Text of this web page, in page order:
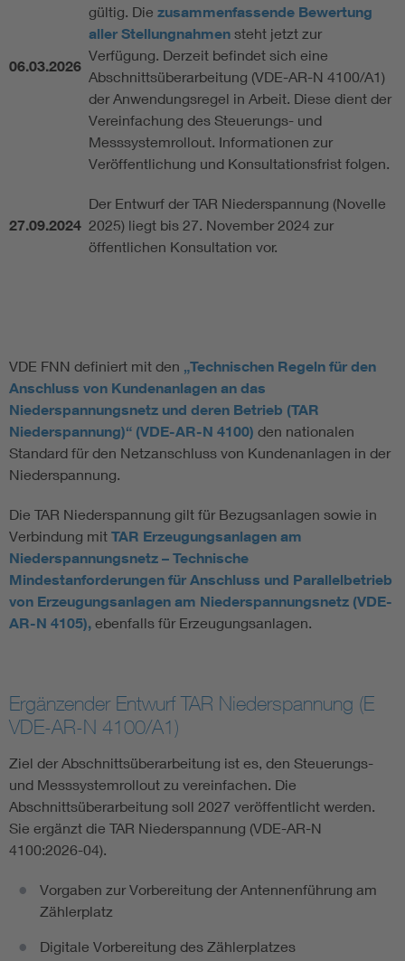
06.03.2026
gültig. Die zusammenfassende Bewertung
aller Stellungnahmen steht jetzt zur
Verfügung. Derzeit befindet sich eine
Abschnittsüberarbeitung (VDE-AR-N 4100/A1)
der Anwendungsregel in Arbeit. Diese dient der
Vereinfachung des Steuerungs- und
Messsystemrollout. Informationen zur
Veröffentlichung und Konsultationsfrist folgen.
27.09.2024
Der Entwurf der TAR Niederspannung (Novelle
2025) liegt bis 27. November 2024 zur
öffentlichen Konsultation vor.
VDE FNN definiert mit den „Technischen Regeln für den
Anschluss von Kundenanlagen an das
Niederspannungsnetz und deren Betrieb (TAR
Niederspannung)“ (VDE-AR-N 4100) den nationalen
Standard für den Netzanschluss von Kundenanlagen in der
Niederspannung.
Die TAR Niederspannung gilt für Bezugsanlagen sowie in
Verbindung mit TAR Erzeugungsanlagen am
Niederspannungsnetz – Technische
Mindestanforderungen für Anschluss und Parallelbetrieb
von Erzeugungsanlagen am Niederspannungsnetz (VDE-
AR-N 4105), ebenfalls für Erzeugungsanlagen.
Ergänzender Entwurf TAR Niederspannung (E
VDE-AR-N 4100/A1)
Ziel der Abschnittsüberarbeitung ist es, den Steuerungs-
und Messsystemrollout zu vereinfachen. Die
Abschnittsüberarbeitung soll 2027 veröffentlicht werden.
Sie ergänzt die TAR Niederspannung (VDE-AR-N
4100:2026-04).
Vorgaben zur Vorbereitung der Antennenführung am
Zählerplatz
Digitale Vorbereitung des Zählerplatzes